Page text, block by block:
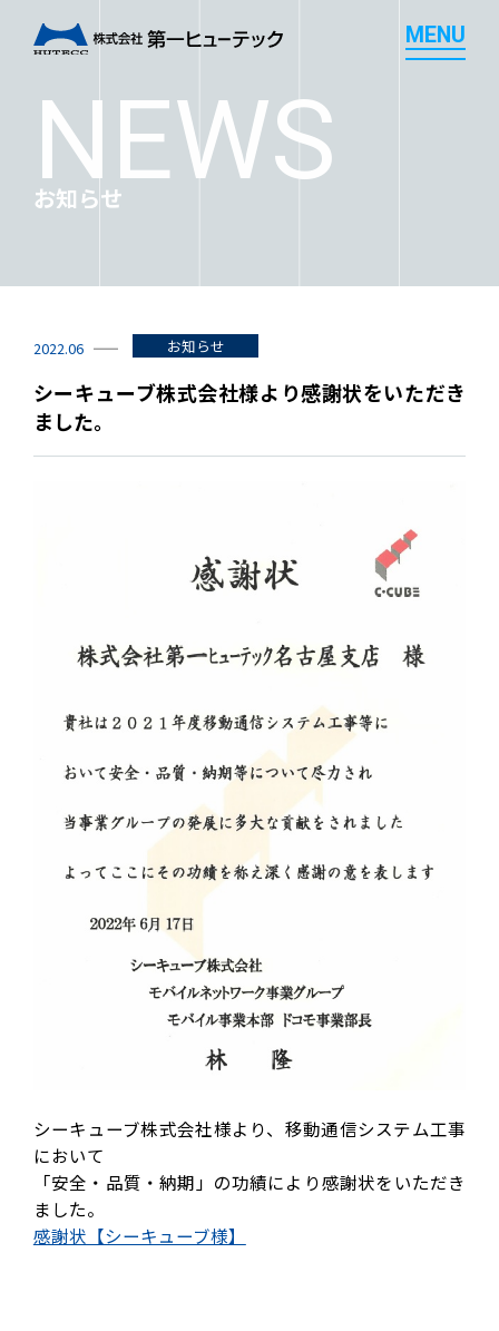
M ENU
実績紹介
DXへの取り組み
企業情報
企業理念 会社概要
役員紹介
組織図
事業所所在地
NEWS
お知らせ
2022.06 お知らせ
シーキューブ株式会社様より感謝状をいただき
ました。
シーキューブ株式会社様より、移動通信システム工事
において
「安全・品質・納期」の功績により感謝状をいただき
ました。
感謝状【シーキューブ様】